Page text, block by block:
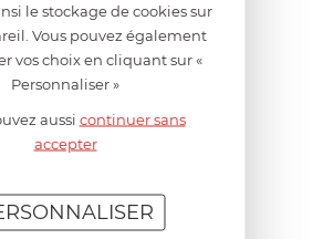
le stockage de cookies sur
Vous pouvez également
vos choix en cliquant sur «
Personnaliser »
aussi continuer sans
accepter